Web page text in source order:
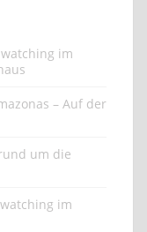
im
– Auf der
um die
im